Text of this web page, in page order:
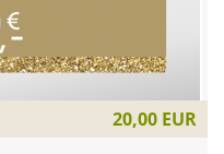
20,00 EUR